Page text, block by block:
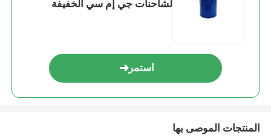
لشاحنات جي إم سي الخفيفة
استمر
المنتجات الموصى بها